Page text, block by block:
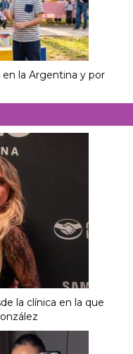
en la Argentina y por
la clínica en la que